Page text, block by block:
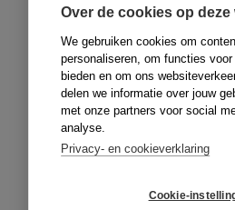
Over de cookies op deze
We gebruiken cookies om
personaliseren, om functies
bieden en om ons
delen we informatie over jouw
met onze partners voor social
analyse.
Privacy- en cookieverklaring
Cookie-